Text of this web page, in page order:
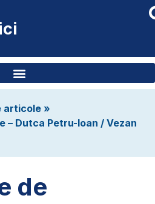
articole »
– Dutca Petru-Ioan / Vezan
de